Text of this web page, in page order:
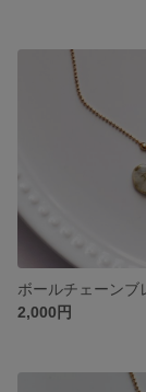
2,000円